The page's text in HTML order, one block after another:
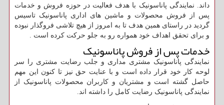
داند. نمایندگی پاناسونیک با هدف فعالیت در حوزه فروش و خدمات
پس از فروش محصولات و ماشین های اداری پاناسونیک تاسیس
گردید در راستای همین هدف تا به امروز از هیچ تلاشی فروگذار نبوده
و برای تحقق اهداف خود همواره رو به جلو حرکت کرده است .
خدمات پس از فروش پاناسونیک
نمایندگی پاناسونیک مشتری مداری و جلب رضایت مشتری را سر
لوحه کار خود قرار داده است و با عنایت حق نیز تا کنون این مهم
حاصل گشته است و مشتریان و کاربران محصولات پاناسونیک از
نمایندگی پاناسونیک رضایت کامل را داشته اند.